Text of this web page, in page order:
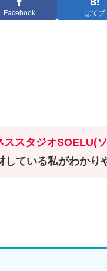
Facebook はてブ
ススタジオSOELU(
ている私がわかり